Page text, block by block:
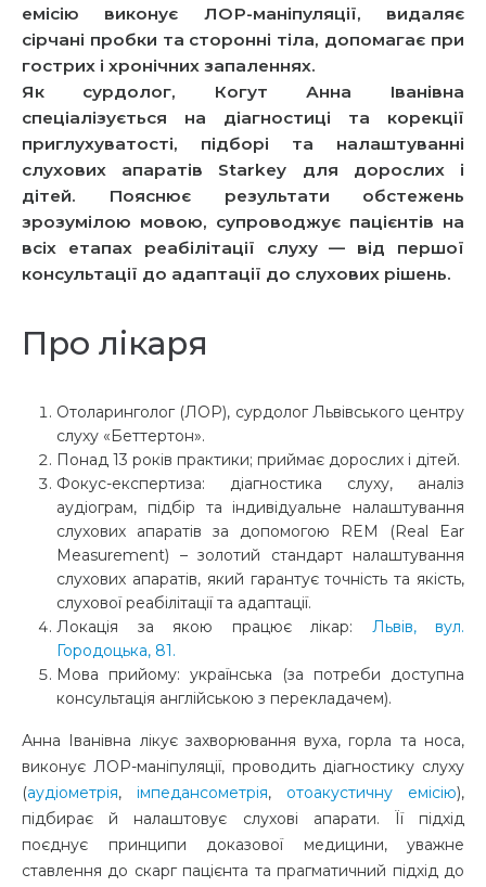
емісію виконує ЛОР-маніпуляції, видаляє
сірчані пробки та сторонні тіла, допомагає при
гострих і хронічних запаленнях.
Як сурдолог, Когут Анна Іванівна
спеціалізується на діагностиці та корекції
приглухуватості, підборі та налаштуванні
слухових апаратів Starkey для дорослих і
дітей. Пояснює результати обстежень
зрозумілою мовою, супроводжує пацієнтів на
всіх етапах реабілітації слуху — від першої
консультації до адаптації до слухових рішень.
Про лікаря
Отоларинголог (ЛОР), сурдолог Львівського центру
слуху «Беттертон».
Понад 13 років практики; приймає дорослих і дітей.
Фокус-експертиза: діагностика слуху, аналіз
аудіограм, підбір та індивідуальне налаштування
слухових апаратів за допомогою REM (Real Ear
Measurement) – золотий стандарт налаштування
слухових апаратів, який гарантує точність та якість,
слухової реабілітації та адаптації.
Локація за якою працює лікар: Львів, вул.
Городоцька, 81.
Мова прийому: українська (за потреби доступна
консультація англійською з перекладачем).
Анна Іванівна лікує захворювання вуха, горла та носа,
виконує ЛОР-маніпуляції, проводить діагностику слуху
(аудіометрія, імпедансометрія, отоакустичну емісію),
підбирає й налаштовує слухові апарати. Її підхід
поєднує принципи доказової медицини, уважне
ставлення до скарг пацієнта та прагматичний підхід до